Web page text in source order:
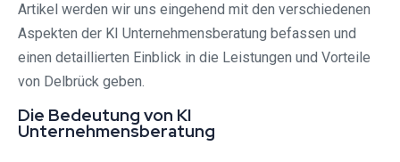
Artikel werden wir uns eingehend mit den verschiedenen
Aspekten der KI Unternehmensberatung befassen und
einen detaillierten Einblick in die Leistungen und Vorteile
von Delbrück geben.
Die Bedeutung von KI
Unternehmensberatung